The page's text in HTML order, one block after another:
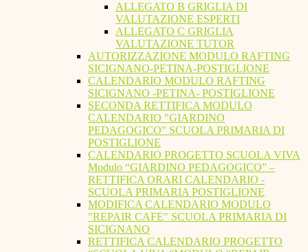
ALLEGATO B GRIGLIA DI
VALUTAZIONE ESPERTI
ALLEGATO C GRIGLIA
VALUTAZIONE TUTOR
AUTORIZZAZIONE MODULO RAFTING
SICIGNANO-PETINA-POSTIGLIONE
CALENDARIO MODULO RAFTING
SICIGNANO -PETINA- POSTIGLIONE
SECONDA RETTIFICA MODULO
CALENDARIO "GIARDINO
PEDAGOGICO" SCUOLA PRIMARIA DI
POSTIGLIONE
CALENDARIO PROGETTO SCUOLA VIVA
Modulo “GIARDINO PEDAGOGICO” –
RETTIFICA ORARI CALENDARIO -
SCUOLA PRIMARIA POSTIGLIONE
MODIFICA CALENDARIO MODULO
"REPAIR CAFE" SCUOLA PRIMARIA DI
SICIGNANO
RETTIFICA CALENDARIO PROGETTO